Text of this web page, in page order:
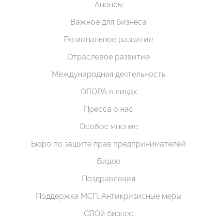
Анонсы
Важное для бизнеса
Региональное развитие
Отраслевое развитие
Международная деятельность
ОПОРА в лицах
Пресса о нас
Особое мнение
Бюро по защите прав предпринимателей
Видео
Поздравления
Поддержка МСП. Антикризисные меры
СВОй бизнес